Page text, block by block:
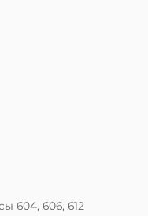
604, 606, 612